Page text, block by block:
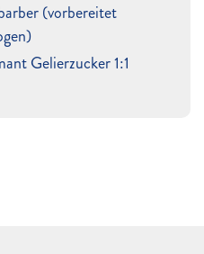
(vorbereitet
Gelierzucker 1:1